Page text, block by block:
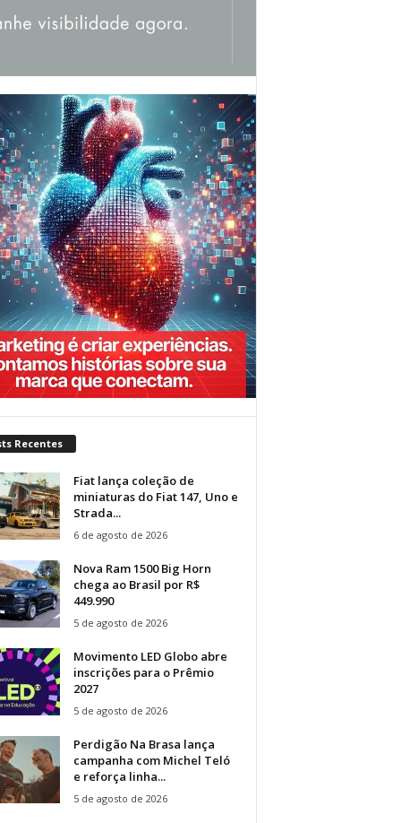
Recentes
Fiat lança coleção de
miniaturas do Fiat 147, Uno e
Strada...
6 de agosto de 2026
Nova Ram 1500 Big Horn
chega ao Brasil por R$
449.990
5 de agosto de 2026
Movimento LED Globo abre
inscrições para o Prêmio
2027
5 de agosto de 2026
Perdigão Na Brasa lança
campanha com Michel Teló
e reforça linha...
5 de agosto de 2026